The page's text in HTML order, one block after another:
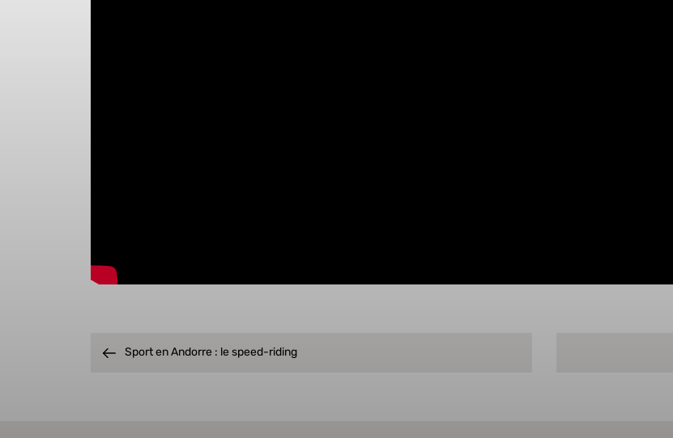
Sport en Andorre : le speed-riding